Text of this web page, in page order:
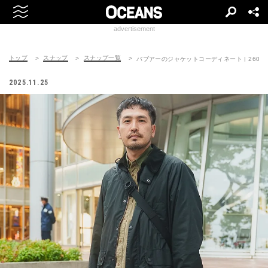
advertisement
トップ スナップ スナップ一覧 バブアーのジャケットコーディネート |
2025.11.25